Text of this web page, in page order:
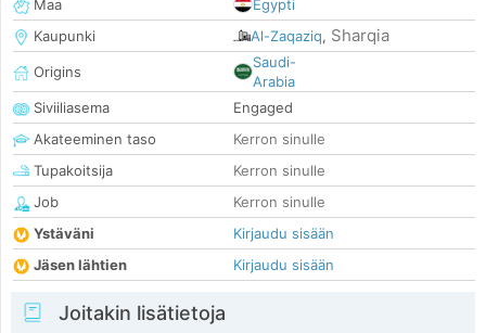
Maa
Egypti
Kaupunki
Al-Zaqaziq‎, Sharqia
Origins
Saudi-
Arabia
Siviiliasema
Engaged
Akateeminen taso
Kerron sinulle
Tupakoitsija
Kerron sinulle
Job
Kerron sinulle
Ystäväni
Kirjaudu sisään
Jäsen lähtien
Kirjaudu sisään
Joitakin lisätietoja